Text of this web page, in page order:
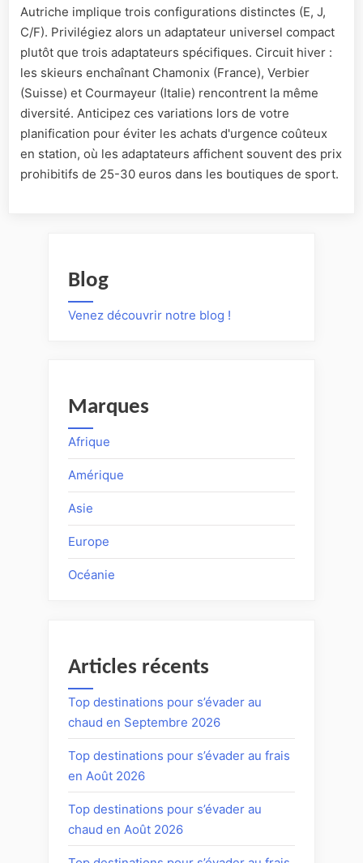
Autriche implique trois configurations distinctes (E, J,
C/F). Privilégiez alors un adaptateur universel compact
plutôt que trois adaptateurs spécifiques. Circuit hiver :
les skieurs enchaînant Chamonix (France), Verbier
(Suisse) et Courmayeur (Italie) rencontrent la même
diversité. Anticipez ces variations lors de votre
planification pour éviter les achats d'urgence coûteux
en station, où les adaptateurs affichent souvent des prix
prohibitifs de 25-30 euros dans les boutiques de sport.
Blog
Venez découvrir notre blog !
Marques
Afrique
Amérique
Asie
Europe
Océanie
Articles récents
Top destinations pour s’évader au
chaud en Septembre 2026
Top destinations pour s’évader au frais
en Août 2026
Top destinations pour s’évader au
chaud en Août 2026